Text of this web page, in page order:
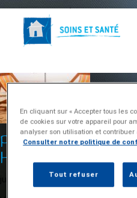
Archives de tags :
Partir en vacances
Hospitalisation À
juin 27, 2025 10:03 amPublié par
En cliquant sur « Accepter tous les
de cookies sur votre appareil pour
analyser son utilisation et
Consulter notre politique de
Tout refuser